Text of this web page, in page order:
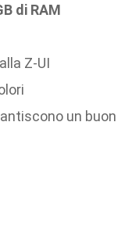
di RAM
Z-UI
un buon